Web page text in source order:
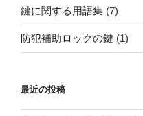
鍵に関する用語集 (7)
防犯補助ロックの鍵 (1)
最近の投稿